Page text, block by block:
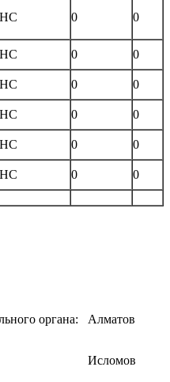
0 0
0 0
0 0
0 0
0 0
0 0
органа: Алматов
Исломов